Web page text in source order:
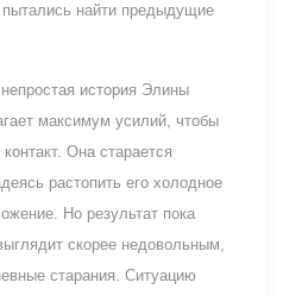
пытались найти предыдущие
история Элины
максимум усилий, чтобы
Она старается
растопить его холодное
Но результат пока
скорее недовольным,
старания. Ситуацию